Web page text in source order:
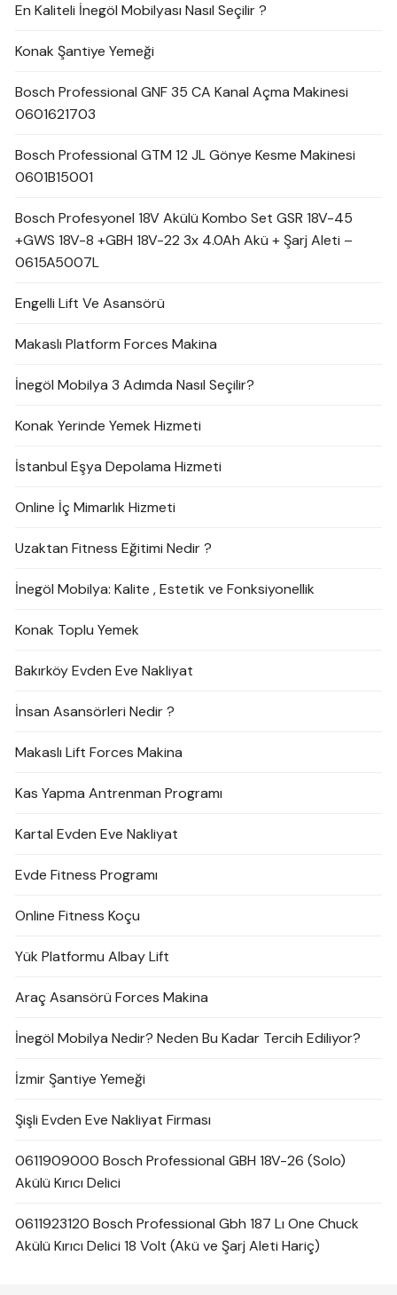
En Kaliteli İnegöl Mobilyası Nasıl Seçilir ?
Konak Şantiye Yemeği
Bosch Professional GNF 35 CA Kanal Açma Makinesi
0601621703
Bosch Professional GTM 12 JL Gönye Kesme Makinesi
0601B15001
Bosch Profesyonel 18V Akülü Kombo Set GSR 18V-45
+GWS 18V-8 +GBH 18V-22 3x 4.0Ah Akü + Şarj Aleti –
0615A5007L
Engelli Lift Ve Asansörü
Makaslı Platform Forces Makina
İnegöl Mobilya 3 Adımda Nasıl Seçilir?
Konak Yerinde Yemek Hizmeti
İstanbul Eşya Depolama Hizmeti
Online İç Mimarlık Hizmeti
Uzaktan Fitness Eğitimi Nedir ?
İnegöl Mobilya: Kalite , Estetik ve Fonksiyonellik
Konak Toplu Yemek
Bakırköy Evden Eve Nakliyat
İnsan Asansörleri Nedir ?
Makaslı Lift Forces Makina
Kas Yapma Antrenman Programı
Kartal Evden Eve Nakliyat
Evde Fitness Programı
Online Fitness Koçu
Yük Platformu Albay Lift
Araç Asansörü Forces Makina
İnegöl Mobilya Nedir? Neden Bu Kadar Tercih Ediliyor?
İzmir Şantiye Yemeği
Şişli Evden Eve Nakliyat Firması
0611909000 Bosch Professional GBH 18V-26 (Solo)
Akülü Kırıcı Delici
0611923120 Bosch Professional Gbh 187 Lı One Chuck
Akülü Kırıcı Delici 18 Volt (Akü ve Şarj Aleti Hariç)